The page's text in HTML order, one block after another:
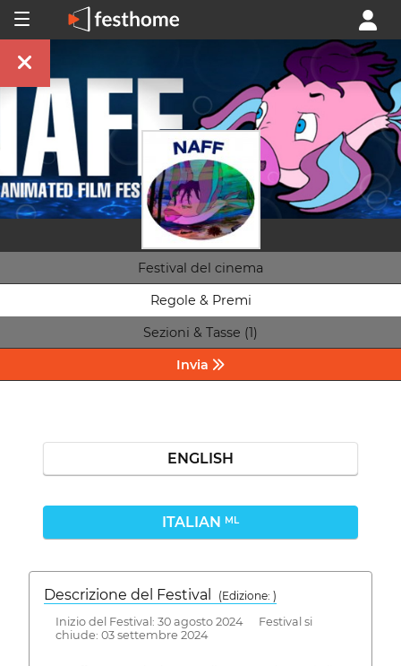
Festival del cinema
Regole & Premi
Sezioni & Tasse (1)
Invia
ENGLISH
ITALIAN ML
Descrizione del Festival
( Edizione: )
Inizio del Festival: 30 agosto 2024 Festival si
chiude: 03 settembre 2024